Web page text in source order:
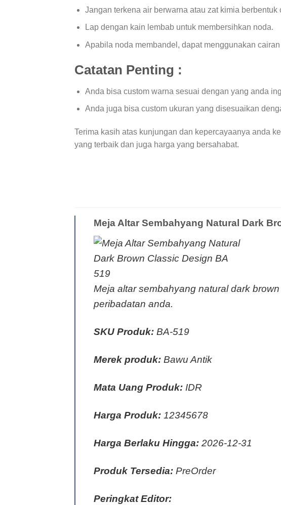
Jangan terkena air berwarna atau zat kimia berbentuk
Lap dengan kain lembab untuk membersihkan noda.
Apabila noda membandel, dapat menggunakan
Catatan Penting :
Anda bisa custom warna sesuai dengan yang anda
Anda juga bisa custom ukuran yang disesuaikan
Terima kasih atas kunjungan dan kepercayaanya anda
yang terbaik dan juga harga yang bersahabat.
Meja Altar Sembahyang Natural Dark
Meja altar sembahyang natural dark
peribadatan anda.
SKU Produk: BA-519
Merek produk: Bawu Antik
Mata Uang Produk: IDR
Harga Produk: 12345678
Harga Berlaku Hingga: 2026-12-31
Produk Tersedia: PreOrder
Peringkat Editor: